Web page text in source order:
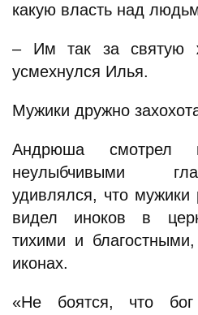
какую власть над
– Им так за святую
усмехнулся Илья.
Мужики дружно
Андрюша смотрел
неулыбчивыми
удивлялся, что
видел иноков в
тихими и
иконах.
«Не боятся, что